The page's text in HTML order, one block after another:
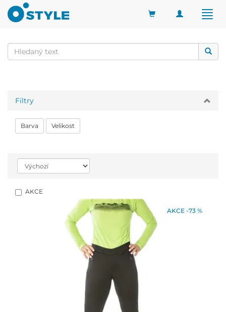
Toggle
Filtry
Barva Velikost
AKCE
AKCE -73 %